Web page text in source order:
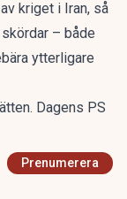
kriget i Iran, så
– både
ytterligare
Dagens PS
Prenumerera